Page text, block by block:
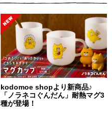
kodomoe shopより新商品♪
「ノラネコぐんだん」耐熱マグ3
種が登場！